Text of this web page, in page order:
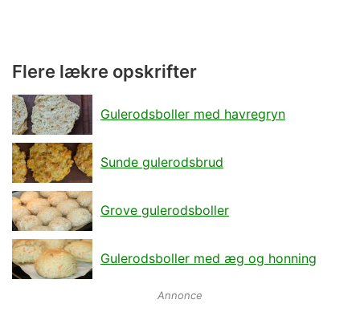
Flere lækre opskrifter
Gulerodsboller med havregryn
Sunde gulerodsbrud
Grove gulerodsboller
Gulerodsboller med æg og honning
Annonce